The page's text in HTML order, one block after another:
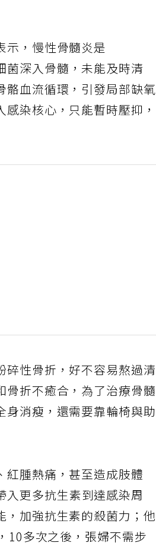
示，慢性骨髓炎是
菌深入骨髓，未能及時清
骼血流循環，引發局部缺氧
染核心，只能暫時壓抑，
性骨折，好不容易熬過清
折不癒合，為了治療骨髓
消瘦，還需要靠輪椅與助
紅腫熱痛，甚至造成肢體
入更多抗生素到達感染周
加強抗生素的殺菌力；他
10多次之後，張婦不需步